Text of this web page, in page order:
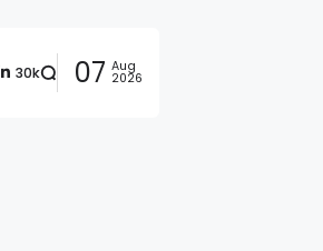
30k 07 Aug
2026